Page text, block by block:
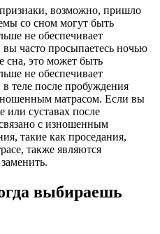
возможно, пришло
со сном могут быть
не обеспечивает
часто просыпаетесь ночью
сна, это может быть
не обеспечивает
теле после пробуждения
матрасом. Если вы
или суставах после
с изношенным
такие как проседания,
также являются
выбираешь